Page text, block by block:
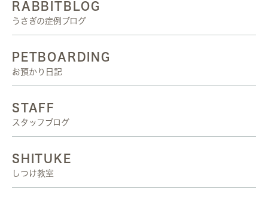
RABBITBLOG
うさぎの症例ブログ
PETBOARDING
お預かり日記
STAFF
スタッフブログ
SHITUKE
しつけ教室